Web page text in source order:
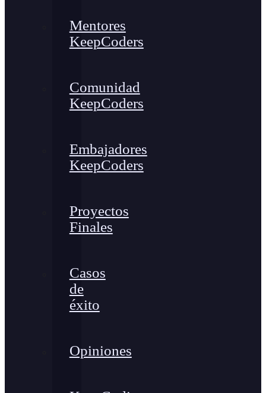
Mentores
KeepCoders
Comunidad
KeepCoders
Embajadores
KeepCoders
Proyectos
Finales
Casos
de
éxito
Opiniones